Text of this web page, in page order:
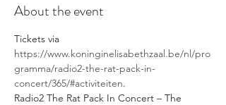
About the event
Tickets via
https://www.koninginelisabethzaal.be/nl/pro
gramma/radio2-the-rat-pack-in-
concert/365/#activiteiten.
Radio2 The Rat Pack In Concert – The